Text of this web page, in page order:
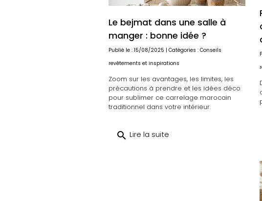
Le bejmat dans une salle à
manger : bonne idée ?
Publié le : 15/08/2025 | Catégories : Conseils
revêtements et inspirations
Zoom sur les avantages, les limites, les
précautions à prendre et les idées déco
pour sublimer ce carrelage marocain
traditionnel dans votre intérieur.
search Lire la suite